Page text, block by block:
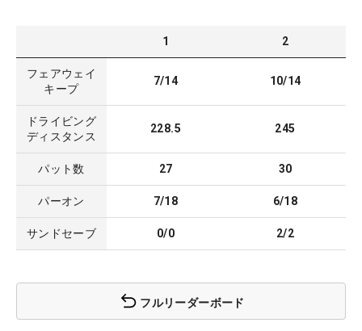
1 2
フェアウェイ
キープ
7/14 10/14
ドライビング
ディスタンス
228.5 245
パット数 27 30
パーオン 7/18 6/18
サンドセーブ 0/0 2/2
フルリーダーボード